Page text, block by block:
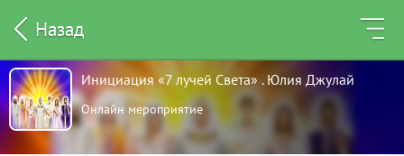
Назад
Инициация «7 лучей Света» . Юлия Джулай
Онлайн мероприятие